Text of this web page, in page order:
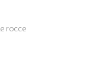
rocce